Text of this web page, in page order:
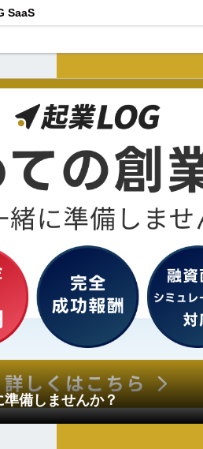
SaaS
備しませんか？